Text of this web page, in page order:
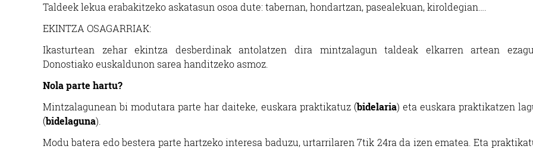
Taldeek lekua erabakitzeko askatasun osoa dute: tabernan, hondartzan, pasealekuan, kiroldegian….
EKINTZA OSAGARRIAK:
Ikasturtean zehar ekintza desberdinak antolatzen dira mintzalagun taldeak elkarren artean
Donostiako euskaldunon sarea handitzeko asmoz.
Nola parte hartu?
Mintzalagunean bi modutara parte har daiteke, euskara praktikatuz (bidelaria) eta euskara praktikatzen
(bidelaguna).
Modu batera edo bestera parte hartzeko interesa baduzu, urtarrilaren 7tik 24ra da izen ematea. Eta